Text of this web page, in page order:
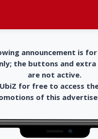
announcement is
the buttons and
are not active.
for free to access
of this